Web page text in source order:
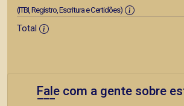
(ITBI, Registro, Escritura e Certidões)
Total
Fale com a gente sobre